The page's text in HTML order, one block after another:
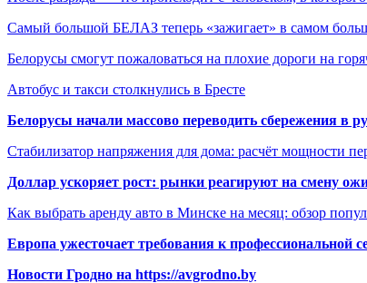
Самый большой БЕЛАЗ теперь «зажигает» в самом
Белорусы смогут пожаловаться на плохие дороги на
Автобус и такси столкнулись в Бресте
Белорусы начали массово переводить сбережения в
Стабилизатор напряжения для дома: расчёт мощности
Доллар ускоряет рост: рынки реагируют на смену
Как выбрать аренду авто в Минске на месяц: обзор
Европа ужесточает требования к профессиональной
Новости Гродно на https://avgrodno.by